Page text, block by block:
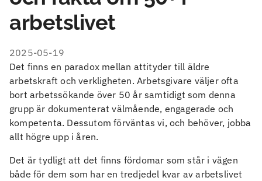
arbetslivet
2025-05-19
Det finns en paradox mellan attityder till äldre
arbetskraft och verkligheten. Arbetsgivare väljer ofta
bort arbetssökande över 50 år samtidigt som denna
grupp är dokumenterat välmående, engagerade och
kompetenta. Dessutom förväntas vi, och behöver, jobba
allt högre upp i åren.
Det är tydligt att det finns fördomar som står i vägen
både för dem som har en tredjedel kvar av arbetslivet